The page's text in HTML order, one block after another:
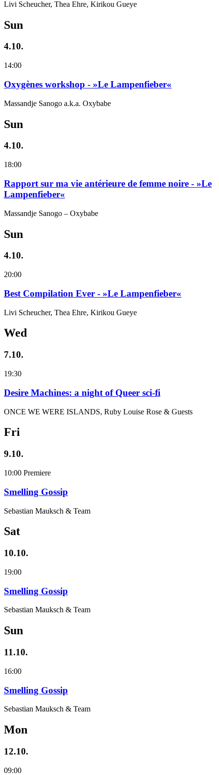
Livi Scheucher, Thea Ehre, Kirikou Gueye
Sun
4.10.
14:00
Oxygènes workshop - »Le Lampenfieber«
Massandje Sanogo a.k.a. Oxybabe
Sun
4.10.
18:00
Rapport sur ma vie antérieure de femme noire - »Le
Lampenfieber«
Massandje Sanogo – Oxybabe
Sun
4.10.
20:00
Best Compilation Ever - »Le Lampenfieber«
Livi Scheucher, Thea Ehre, Kirikou Gueye
Wed
7.10.
19:30
Desire Machines: a night of Queer sci-fi
ONCE WE WERE ISLANDS, Ruby Louise Rose & Guests
Fri
9.10.
10:00 Premiere
Smelling Gossip
Sebastian Mauksch & Team
Sat
10.10.
19:00
Smelling Gossip
Sebastian Mauksch & Team
Sun
11.10.
16:00
Smelling Gossip
Sebastian Mauksch & Team
Mon
12.10.
09:00